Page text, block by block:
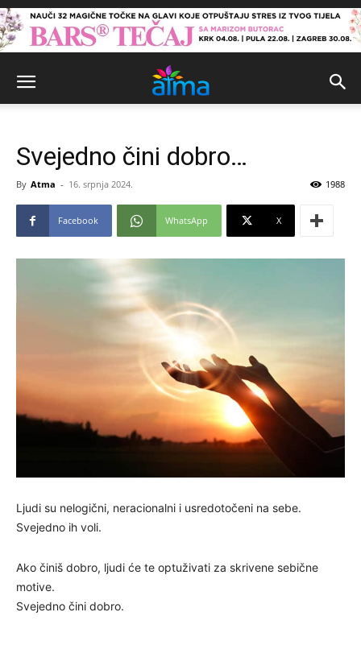
Svejedno čini dobro…
By Atma - 16. srpnja 2024. 1988
Facebook WhatsApp X
Ljudi su nelogični, neracionalni i usredotočeni na sebe.
Svejedno ih voli.
Ako činiš dobro, ljudi će te optuživati za skrivene sebične
motive.
Svejedno čini dobro.